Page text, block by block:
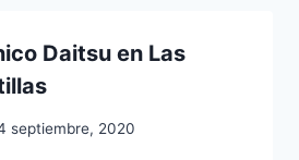
Daitsu en Las
septiembre, 2020